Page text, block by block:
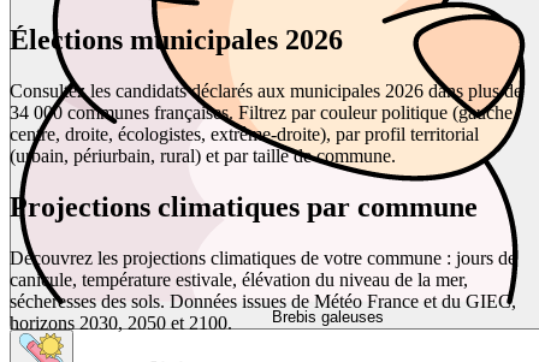
Brebis galeuses
Élections municipales 2026
Consultez les candidats déclarés aux municipales 2026 dans plus de
34 000 communes françaises. Filtrez par couleur politique (gauche,
centre, droite, écologistes, extrême-droite), par profil territorial
(urbain, périurbain, rural) et par taille de commune.
Projections climatiques par commune
Découvrez les projections climatiques de votre commune : jours de
canicule, température estivale, élévation du niveau de la mer,
sécheresses des sols. Données issues de Météo France et du GIEC,
horizons 2030, 2050 et 2100.